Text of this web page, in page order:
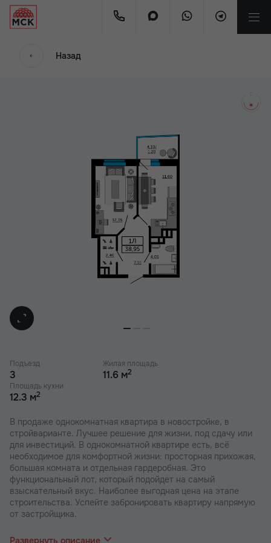
Назад
Подъезд
3
Жилая площадь
11.6 м2
Площадь кухни
12.3 м2
В продаже однокомнатная квартира в новостройке, в
стройварианте. Лучшее решение для жизни, под сдачу или
для инвестиций. В однокомнатной квартире есть, всё
необходимое для комфортной жизни: просторная прихожая,
большая комната и отдельная гардеробная. Это
функциональный лот, который подойдет на самый
взыскательный вкус. Наиболее выгодная цена на этапе
строительства. Успейте забронировать квартиру напрямую
от застройщика.
отделе продаж вас проконсультируют по актуальным
Развернуть описание